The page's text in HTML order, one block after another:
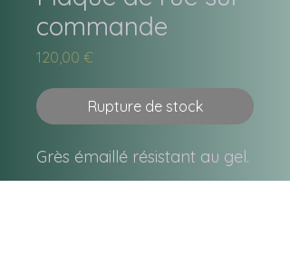
commande
120,00 €
Rupture de stock
Grès émaillé résistant au gel.